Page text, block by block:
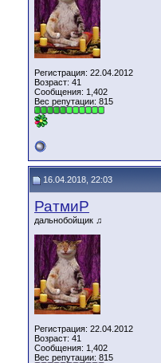
Регистрация: 22.04.2012
Возраст: 41
Сообщения: 1,402
Вес репутации: 815
16.04.2018, 22:03
РатмиР
дальнобойщик ♫
Регистрация: 22.04.2012
Возраст: 41
Сообщения: 1,402
Вес репутации: 815